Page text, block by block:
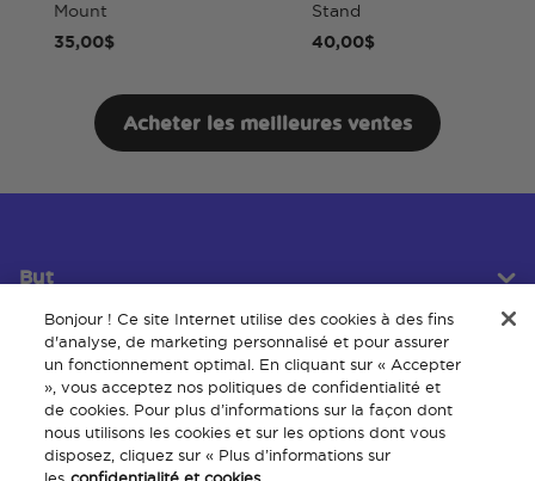
Mount
35,00$
Stand
40,00$
Acheter les meilleures ventes
But
Service client
À propos
Bonjour ! Ce site Internet utilise des cookies à des fins
d'analyse, de marketing personnalisé et pour assurer
un fonctionnement optimal. En cliquant sur « Accepter
», vous acceptez nos politiques de confidentialité et
de cookies. Pour plus d’informations sur la façon dont
nous utilisons les cookies et sur les options dont vous
disposez, cliquez sur « Plus d’informations sur
les confidentialité et cookies